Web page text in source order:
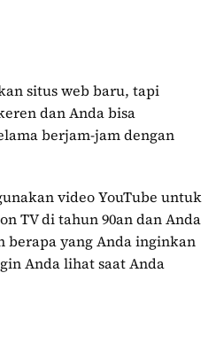
situs web baru, tapi
dan Anda bisa
berjam-jam dengan
video YouTube untuk
TV di tahun 90an dan Anda
berapa yang Anda inginkan
Anda lihat saat Anda